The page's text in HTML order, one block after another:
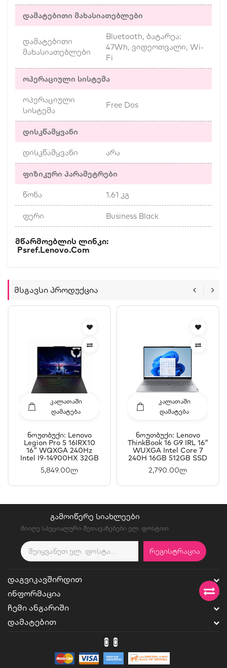
დამატებითი მახასიათებლები
დამატებითი
მახასიათებლები
Bluetooth, ბატარეა:
47Wh, ვიდეოთვალი, Wi-
Fi
ოპერაციული სისტემა
ოპერაციული
სისტემა
Free Dos
დისკწამყვანი
დისკწამყვანი არა
ფიზიკური პარამეტრები
წონა 1.61 კგ
ფერი Business Black
Მწარმოებლის Ლინკი:
Psref.lenovo.com
Მსგავსი Პროდუქცია
ᲙᲐᲚᲐᲗᲐᲨᲘ
ᲓᲐᲛᲐᲢᲔᲑᲐ
Ნოუთბუქი: Lenovo
Legion Pro 5 16IRX10
16" WQXGA 240Hz
Intel I9-14900HX 32GB
- 83NN006GRK
5,849.00ლ
ᲙᲐᲚᲐᲗᲐᲨᲘ
ᲓᲐᲛᲐᲢᲔᲑᲐ
Ნოუთბუქი: Lenovo
ThinkBook 16 G9 IRL 16"
WUXGA Intel Core 7
240H 16GB 512GB SSD
2,790.00ლ
ᲒᲐᲛᲝᲘᲬᲔᲠᲔ ᲡᲘᲐᲮᲚᲔᲔᲑᲘ
მიიღე სპეციალური შეთავაზებები ელ. ფოსტით
ᲠᲔᲒᲘᲡᲢᲠᲐᲪᲘᲐ
ᲓᲐᲒᲕᲘᲙᲐᲕᲨᲘᲠᲓᲘᲗ
ᲘᲜᲤᲝᲠᲛᲐᲪᲘᲐ
ᲩᲔᲛᲘ ᲐᲜᲒᲐᲠᲘᲨᲘ
ᲓᲐᲛᲐᲢᲔᲑᲘᲗ